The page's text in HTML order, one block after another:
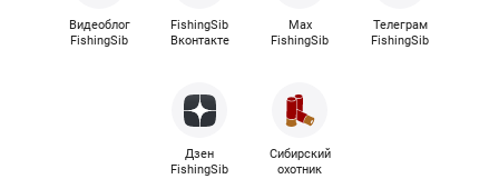
Видеоблог
FishingSib
FishingSib
Вконтакте
Max
FishingSib
Телеграм
FishingSib
Дзен
FishingSib
Сибирский
охотник